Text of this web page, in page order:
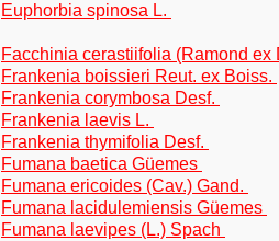
Euphorbia spinosa L.
Facchinia cerastiifolia (Ramond
Frankenia boissieri Reut. ex Boiss.
Frankenia corymbosa Desf.
Frankenia laevis L.
Frankenia thymifolia Desf.
Fumana baetica Güemes
Fumana ericoides (Cav.) Gand.
Fumana lacidulemiensis Güemes
Fumana laevipes (L.) Spach